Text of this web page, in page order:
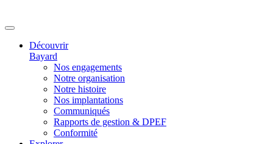
Découvrir
Bayard
Nos engagements
Notre organisation
Notre histoire
Nos implantations
Communiqués
Rapports de gestion & DPEF
Conformité